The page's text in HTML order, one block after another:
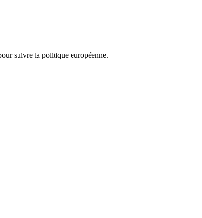
suivre la politique européenne.